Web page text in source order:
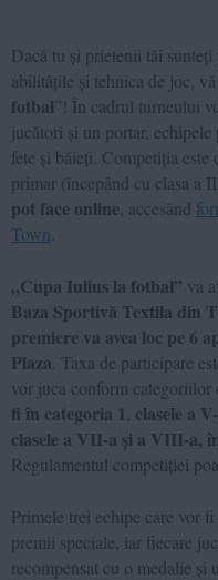
Dacă tu și prietenii tăi
abilitățile și tehnica de joc, vă
fotbal”! În cadrul turneului
jucători și un portar,
fete și băieți. Competiția
primar (începând cu clasa a
pot face online , accesând
Town
„Cupa Iulius la fotbal” va
Baza Sportivă Textila din
premiere va avea loc pe 6
Plaza . Taxa de participare
vor juca conform categoriilor
fi în categoria 1 clasele a
clasele a VII-a și a VIII-a,
Regulamentul competiției
Primele trei echipe care vor
premii speciale, iar fiecare
recompensat cu o medalie și